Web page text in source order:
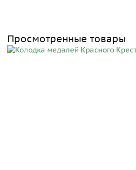
Просмотренные товары